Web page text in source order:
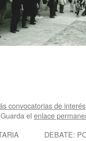
convocatorias de interés
el enlace
DEBATE: